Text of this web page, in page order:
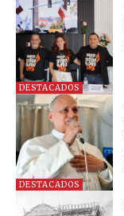
DESTACADOS
DESTACADOS